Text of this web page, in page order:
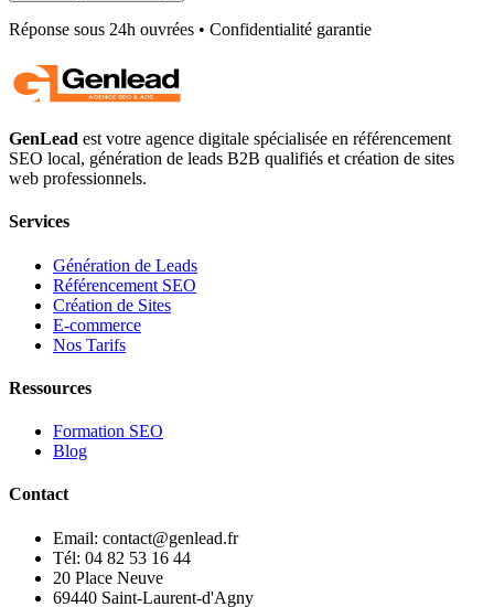
Réponse sous 24h ouvrées • Confidentialité garantie
GenLead est votre agence digitale spécialisée en référencement
SEO local, génération de leads B2B qualifiés et création de sites
web professionnels.
Services
Génération de Leads
Référencement SEO
Création de Sites
E-commerce
Nos Tarifs
Ressources
Formation SEO
Blog
Contact
Email: contact@genlead.fr
Tél: 04 82 53 16 44
20 Place Neuve
69440 Saint-Laurent-d'Agny